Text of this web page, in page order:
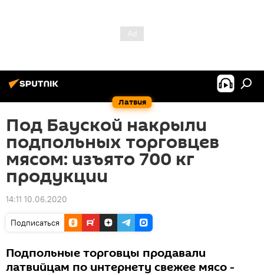
Латвия
Под Бауской накрыли
подпольных торговцев
мясом: изъято 700 кг
продукции
14:11 10.06.2020
Подписаться
Подпольные торговцы продавали
латвийцам по интернету свежее мясо -